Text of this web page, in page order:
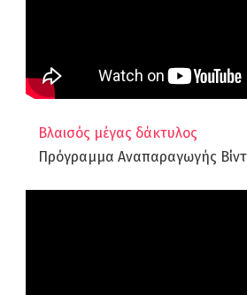
Βλαισός μέγας δάκτυλος
Πρόγραμμα Αναπαραγωγής